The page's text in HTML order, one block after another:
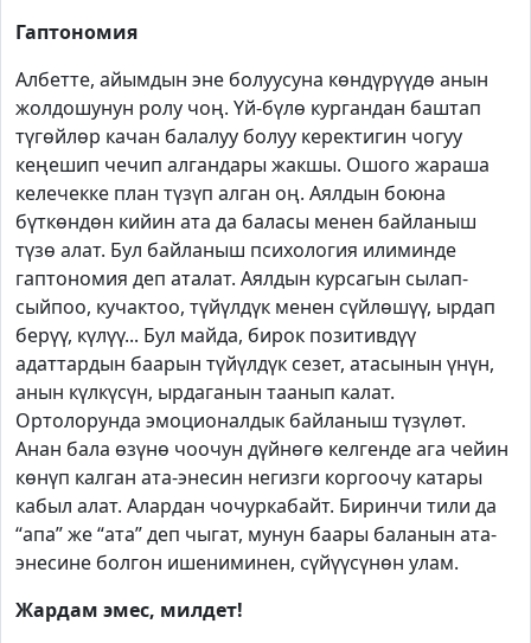
Гаптономия
Албетте, айымдын эне болуусуна көндүрүүдө анын
жолдошунун ролу чоң. Үй-бүлө кургандан баштап
түгөйлөр качан балалуу болуу керектигин чогуу
кеңешип чечип алгандары жакшы. Ошого жараша
келечекке план түзүп алган оң. Аялдын боюна
бүткөндөн кийин ата да баласы менен байланыш
түзө алат. Бул байланыш психология илиминде
гаптономия деп аталат. Аялдын курсагын сылап-
сыйпоо, кучактоо, түйүлдүк менен сүйлөшүү, ырдап
берүү, күлүү... Бул майда, бирок позитивдүү
адаттардын баарын түйүлдүк сезет, атасынын үнүн,
анын күлкүсүн, ырдаганын таанып калат.
Ортолорунда эмоционалдык байланыш түзүлөт.
Анан бала өзүнө чоочун дүйнөгө келгенде ага чейин
көнүп калган ата-энесин негизги коргоочу катары
кабыл алат. Алардан чочуркабайт. Биринчи тили да
“апа” же “ата” деп чыгат, мунун баары баланын ата-
энесине болгон ишениминен, сүйүүсүнөн улам.
Жардам эмес, милдет!